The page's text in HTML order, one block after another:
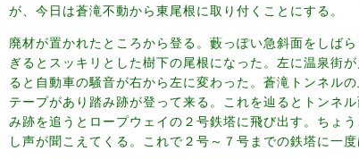
が、今日は蒼滝不動から東尾根に取り付くことにする。
廃材が置かれたところから登る。藪っぽい急斜面をしば
ぎるとスッキリとした樹下の尾根になった。左に温泉街
ると自動車の騒音が右から左に変わった。蒼滝トンネル
テープがあり踏み跡が登って来る。これを辿るとトンネ
み跡を追うとロープウェイの２号鉄塔に飛び出す。ちょ
し声が聞こえてくる。これで２号～７号までの鉄塔に一